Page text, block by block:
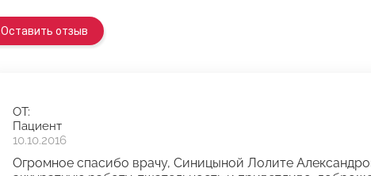
Оставить отзыв
ОТ:
Пациент
10.10.2016
Огромное спасибо врачу, Синицыной Лолите